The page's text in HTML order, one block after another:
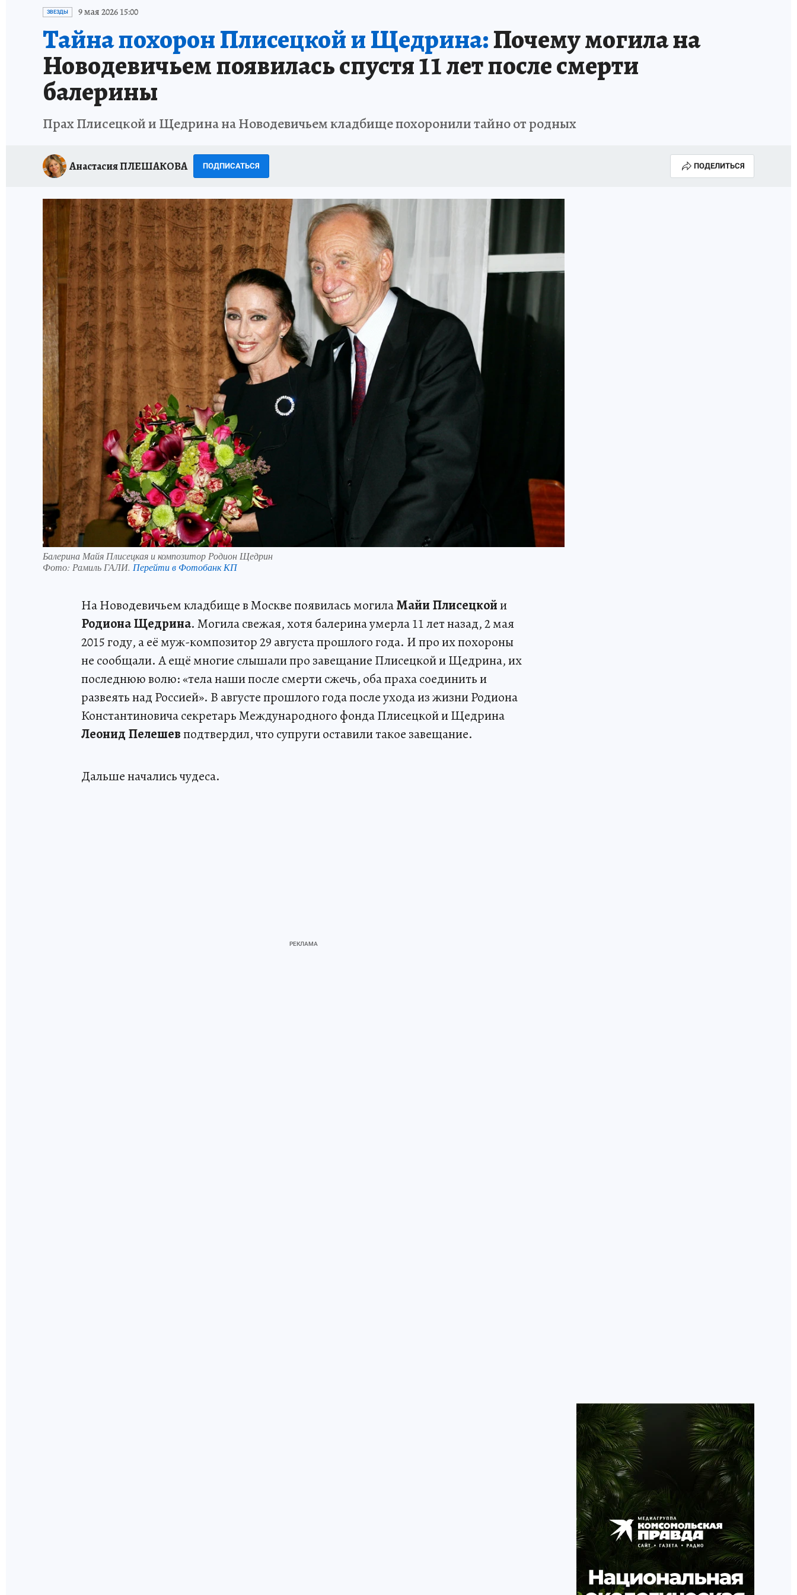
ИСПЫТАНО НА СЕБЕ
ЗВЕЗДЫ 9 мая 2026 15:00
Тайна похорон Плисецкой и Щедрина:Почему могила на
Новодевичьем появилась спустя 11 лет после смерти
балерины
Прах Плисецкой и Щедрина на Новодевичьем кладбище похоронили тайно от родных
Анастасия ПЛЕШАКОВА ПОДПИСАТЬСЯ ПОДЕЛИТЬСЯ
Балерина Майя Плисецкая и композитор Родион Щедрин
Фото: Рамиль ГАЛИ. Перейти в Фотобанк КП
На Новодевичьем кладбище в Москве появилась могилаМайи Плисецкойи
Родиона Щедрина. Могила свежая, хотя балерина умерла 11 лет назад, 2 мая
2015 году, а её муж-композитор 29 августа прошлого года. И про их похороны
не сообщали. А ещё многие слышали про завещание Плисецкой и Щедрина, их
последнюю волю: «тела наши после смерти сжечь, оба праха соединить и
развеять над Россией». В августе прошлого года после ухода из жизни Родиона
Константиновича секретарь Международного фонда Плисецкой и Щедрина
Леонид Пелешевподтвердил, что супруги оставили такое завещание.
Дальше начались чудеса.